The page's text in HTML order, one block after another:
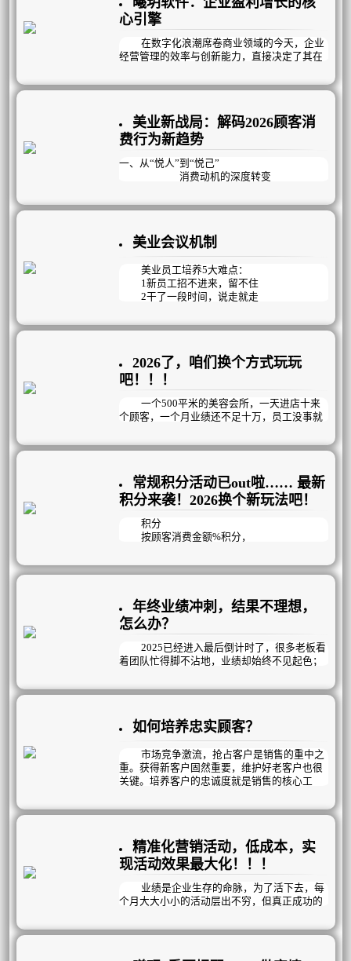
绩”；陷入恶性循环。
与此同时，人员不稳定成为悬在门店头上
的达摩克利斯之剑：老员工资历深但动力不
疲惫不堪，稍有风吹草动就选择离开。而最直
持续下滑，到店后也多是“躺平式消费”，流失
率逐年攀升，复购率跌入谷底，利润率一路向
下，门店经营举步维艰。
心引擎
在数字化浪潮席卷商业领域的今天，企业
经营管理的效率与创新能力，直接决定了其在
决方案、私人定制的盈利模式与高效落地的执
行体系，成为众多企业实现业绩突破、管理升
级的核心伙伴。
美业新战局：解码2026顾客消
费行为新趋势
一、从“悦人”到“悦己”
消费动机的深度转变
在2026年的美业市场，消费者的核心动机
外界的审美眼光，获得他人的认可。但如今，
“变美能够让自己更快乐”成为约一半用户选择
医美的核心原因。这种消费观念的转变，使得
美业需求在经济波动中展现出较强的韧性。
美业会议机制
美业员工培养5大难点：
1新员工招不进来，留不住
2干了一段时间，说走就走
4私欲当先，不为企业考虑
只看结果的KPI管理方式已过时，美业更
适合以目标为导向，精确到每天完成情况的OK
R管理模式，它既能明确目标，又注重过程与
结果，更强调员工个体的自主创造性。通过会
议机制，在思想、知识、工具、技能、观
力；再通过过程监督和数据结果检测，帮助员
2026了，咱们换个方式玩玩
吧！！！
一个500平米的美容会所，一天进店十来
个顾客，一个月业绩还不足十万，员工没事就
做了以下几个动作，业绩成功倍增，突破新
常规积分活动已out啦…… 最新
积分来袭！2026换个新玩法吧！
积分
按顾客消费金额%积分，
这种常规的积分活动已经out啦！
因为间接的就反映出了顾客消费了多少
其实积分还可以
增加到店率、提升项目消耗、推荐好友、
让顾客养成预约的好习惯……等等；
不就一个积分活动，有您说的那么牛逼
年终业绩冲刺，结果不理想，
怎么办？
2025已经进入最后倒计时了，很多老板看
着团队忙得脚不沾地，业绩却始终不见起色；
业，活动也做了，为什么业绩结果总不尽如人
问题的核心：
往往在于“战略模糊”与“执行脱节”
与其用“努力”自我感动，不如用“科学的策
略”打一场有准备的冲刺战！
如何培养忠实顾客？
市场竞争激流，抢占客户是销售的重中之
重。获得新客户固然重要，维护好老客户也很
关键。培养客户的忠诚度就是销售的核心工
精准化营销活动，低成本，实
现活动效果最大化！！！
业绩是企业生存的命脉，为了活下去，每
个月大大小小的活动层出不穷，但真正成功的
不够吸引人、专业不到位、话术不过关……；